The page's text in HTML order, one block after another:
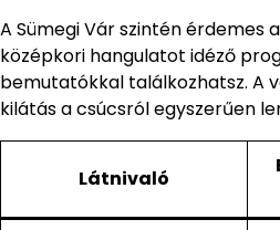
A Sümegi Vár szintén érdemes
középkori hangulatot idéző
bemutatókkal találkozhatsz. A
kilátás a csúcsról egyszerűen
Látnivaló